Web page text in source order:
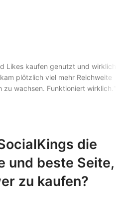
Likes kaufen genutzt und wirklich
plötzlich viel mehr Reichweite
wachsen. Funktioniert wirklich.“
die
und beste Seite,
zu kaufen?